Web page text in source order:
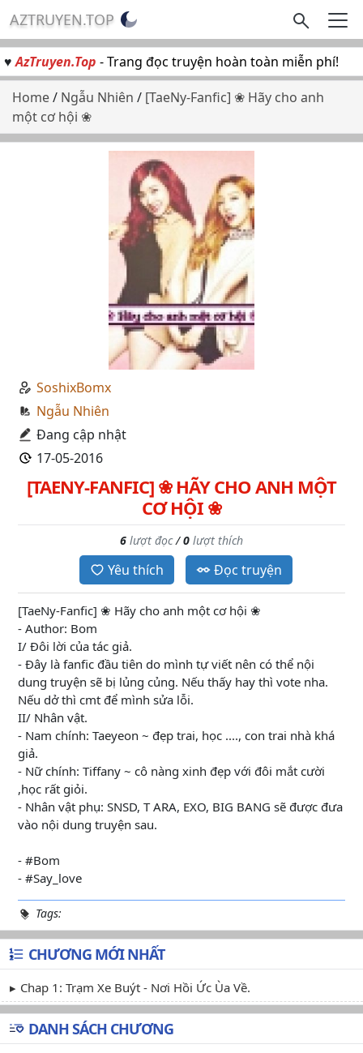
AZTRUYEN.TOP
♥AzTruyen.Top - Trang đọc truyện hoàn toàn miễn phí!
Home/ Ngẫu Nhiên / [TaeNy-Fanfic] ❀ Hãy cho anh
một cơ hội ❀
SoshixBomx
Ngẫu Nhiên
Đang cập nhật
17-05-2016
[TAENY-FANFIC] ❀ HÃY CHO ANH MỘT
CƠ HỘI ❀
6 lượt đọc/0 lượt thích
Yêu thích Đọc truyện
[TaeNy-Fanfic] ❀ Hãy cho anh một cơ hội ❀
- Author: Bom
I/ Đôi lời của tác giả.
- Đây là fanfic đầu tiên do mình tự viết nên có thể nội
dung truyện sẽ bị lủng củng. Nếu thấy hay thì vote nha.
Nếu dở thì cmt để mình sửa lỗi.
II/ Nhân vật.
- Nam chính: Taeyeon ~ đẹp trai, học ...., con trai nhà khá
giả.
- Nữ chính: Tiffany ~ cô nàng xinh đẹp với đôi mắt cười
,học rất giỏi.
- Nhân vật phụ: SNSD, T ARA, EXO, BIG BANG sẽ được đưa
vào nội dung truyện sau.
- #Bom
- #Say_love
Tags:
CHƯƠNG MỚI NHẤT
Chap 1: Trạm Xe Buýt - Nơi Hồi Ức Ùa Về.
DANH SÁCH CHƯƠNG